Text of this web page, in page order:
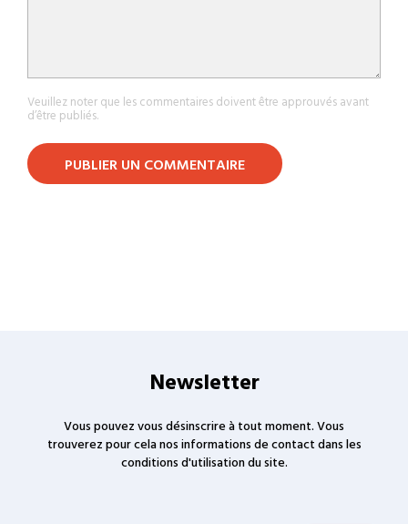
Veuillez noter que les commentaires doivent être approuvés avant
d’être publiés.
PUBLIER UN COMMENTAIRE
Newsletter
Vous pouvez vous désinscrire à tout moment. Vous
trouverez pour cela nos informations de contact dans les
conditions d'utilisation du site.